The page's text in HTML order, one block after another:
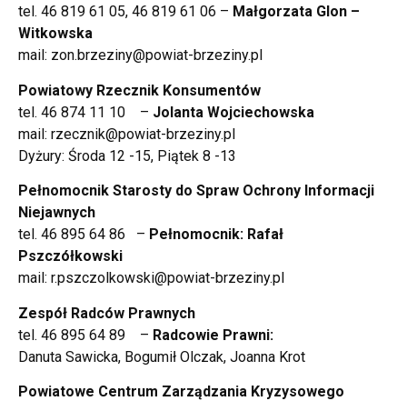
tel. 46 819 61 05, 46 819 61 06 – Małgorzata Glon –
Witkowska
mail: zon.brzeziny@powiat-brzeziny.pl
Powiatowy Rzecznik Konsumentów
tel. 46 874 11 10 – Jolanta Wojciechowska
mail: rzecznik@powiat-brzeziny.pl
Dyżury: Środa 12 -15, Piątek 8 -13
Pełnomocnik Starosty do Spraw Ochrony Informacji
Niejawnych
tel. 46 895 64 86 – Pełnomocnik: Rafał
Pszczółkowski
mail: r.pszczolkowski@powiat-brzeziny.pl
Zespół Radców Prawnych
tel. 46 895 64 89 – Radcowie Prawni:
Danuta Sawicka, Bogumił Olczak, Joanna Krot
Powiatowe Centrum Zarządzania Kryzysowego